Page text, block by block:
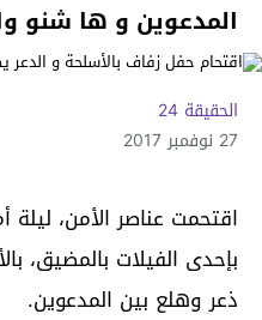
المدعوين و ها شنو
الحقيقة 24
27 نوفمبر 2017
اقتحمت عناصر الأمن،
بإحدى الفيلات بالمضيق،
ذعر وهلع بين المدعوين.